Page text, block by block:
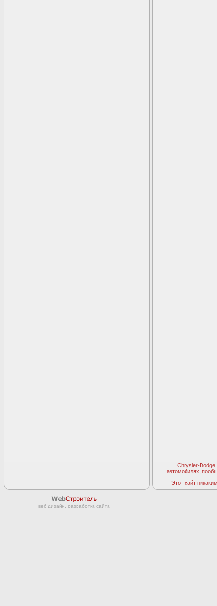
Chrysler-
автомобилях,
Этот сайт
веб дизайн, разработка сайта